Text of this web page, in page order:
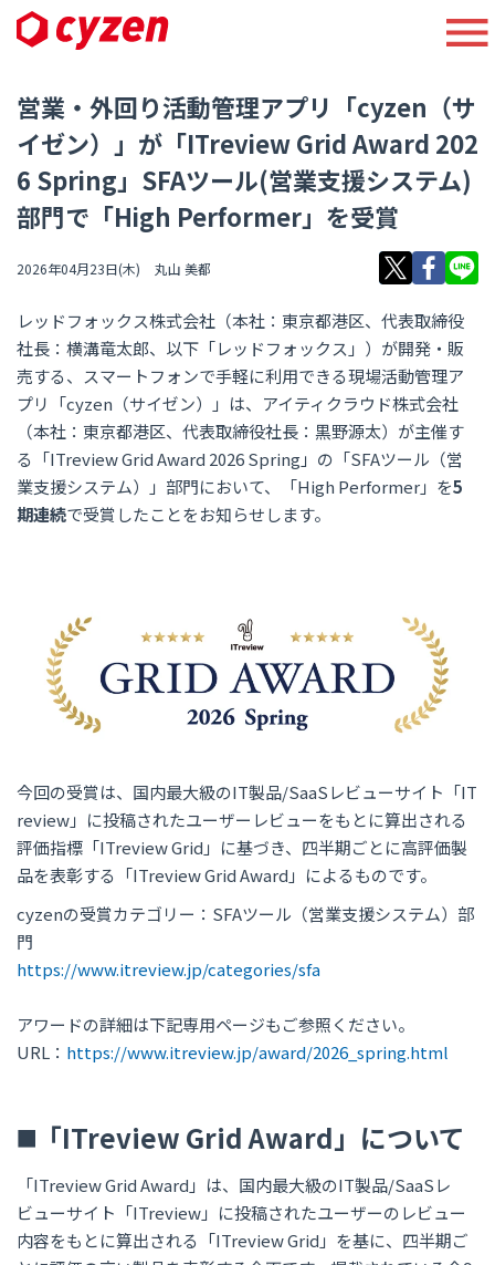
営業・外回り活動管理アプリ「cyzen（サ
イゼン）」が「ITreview Grid Award 202
6 Spring」SFAツール(営業支援システム)
部門で「High Performer」を受賞
2026年04月23日(木) 丸山 美都
レッドフォックス株式会社（本社：東京都港区、代表取締役
社長：横溝竜太郎、以下「レッドフォックス」）が開発・販
売する、スマートフォンで手軽に利用できる現場活動管理ア
プリ「cyzen（サイゼン）」は、アイティクラウド株式会社
（本社：東京都港区、代表取締役社長：黒野源太）が主催す
る「ITreview Grid Award 2026 Spring」の「SFAツール（営
業支援システム）」部門において、「High Performer」を5
期連続で受賞したことをお知らせします。
今回の受賞は、国内最大級のIT製品/SaaSレビューサイト「IT
review」に投稿されたユーザーレビューをもとに算出される
評価指標「ITreview Grid」に基づき、四半期ごとに高評価製
品を表彰する「ITreview Grid Award」によるものです。
cyzenの受賞カテゴリー：SFAツール（営業支援システム）部
門
https://www.itreview.jp/categories/sfa
アワードの詳細は下記専用ページもご参照ください。
URL： https://www.itreview.jp/award/2026_spring.html
◼️「ITreview Grid Award」について
「ITreview Grid Award」は、国内最大級のIT製品/SaaSレ
ビューサイト「ITreview」に投稿されたユーザーのレビュー
内容をもとに算出される「ITreview Grid」を基に、四半期ご